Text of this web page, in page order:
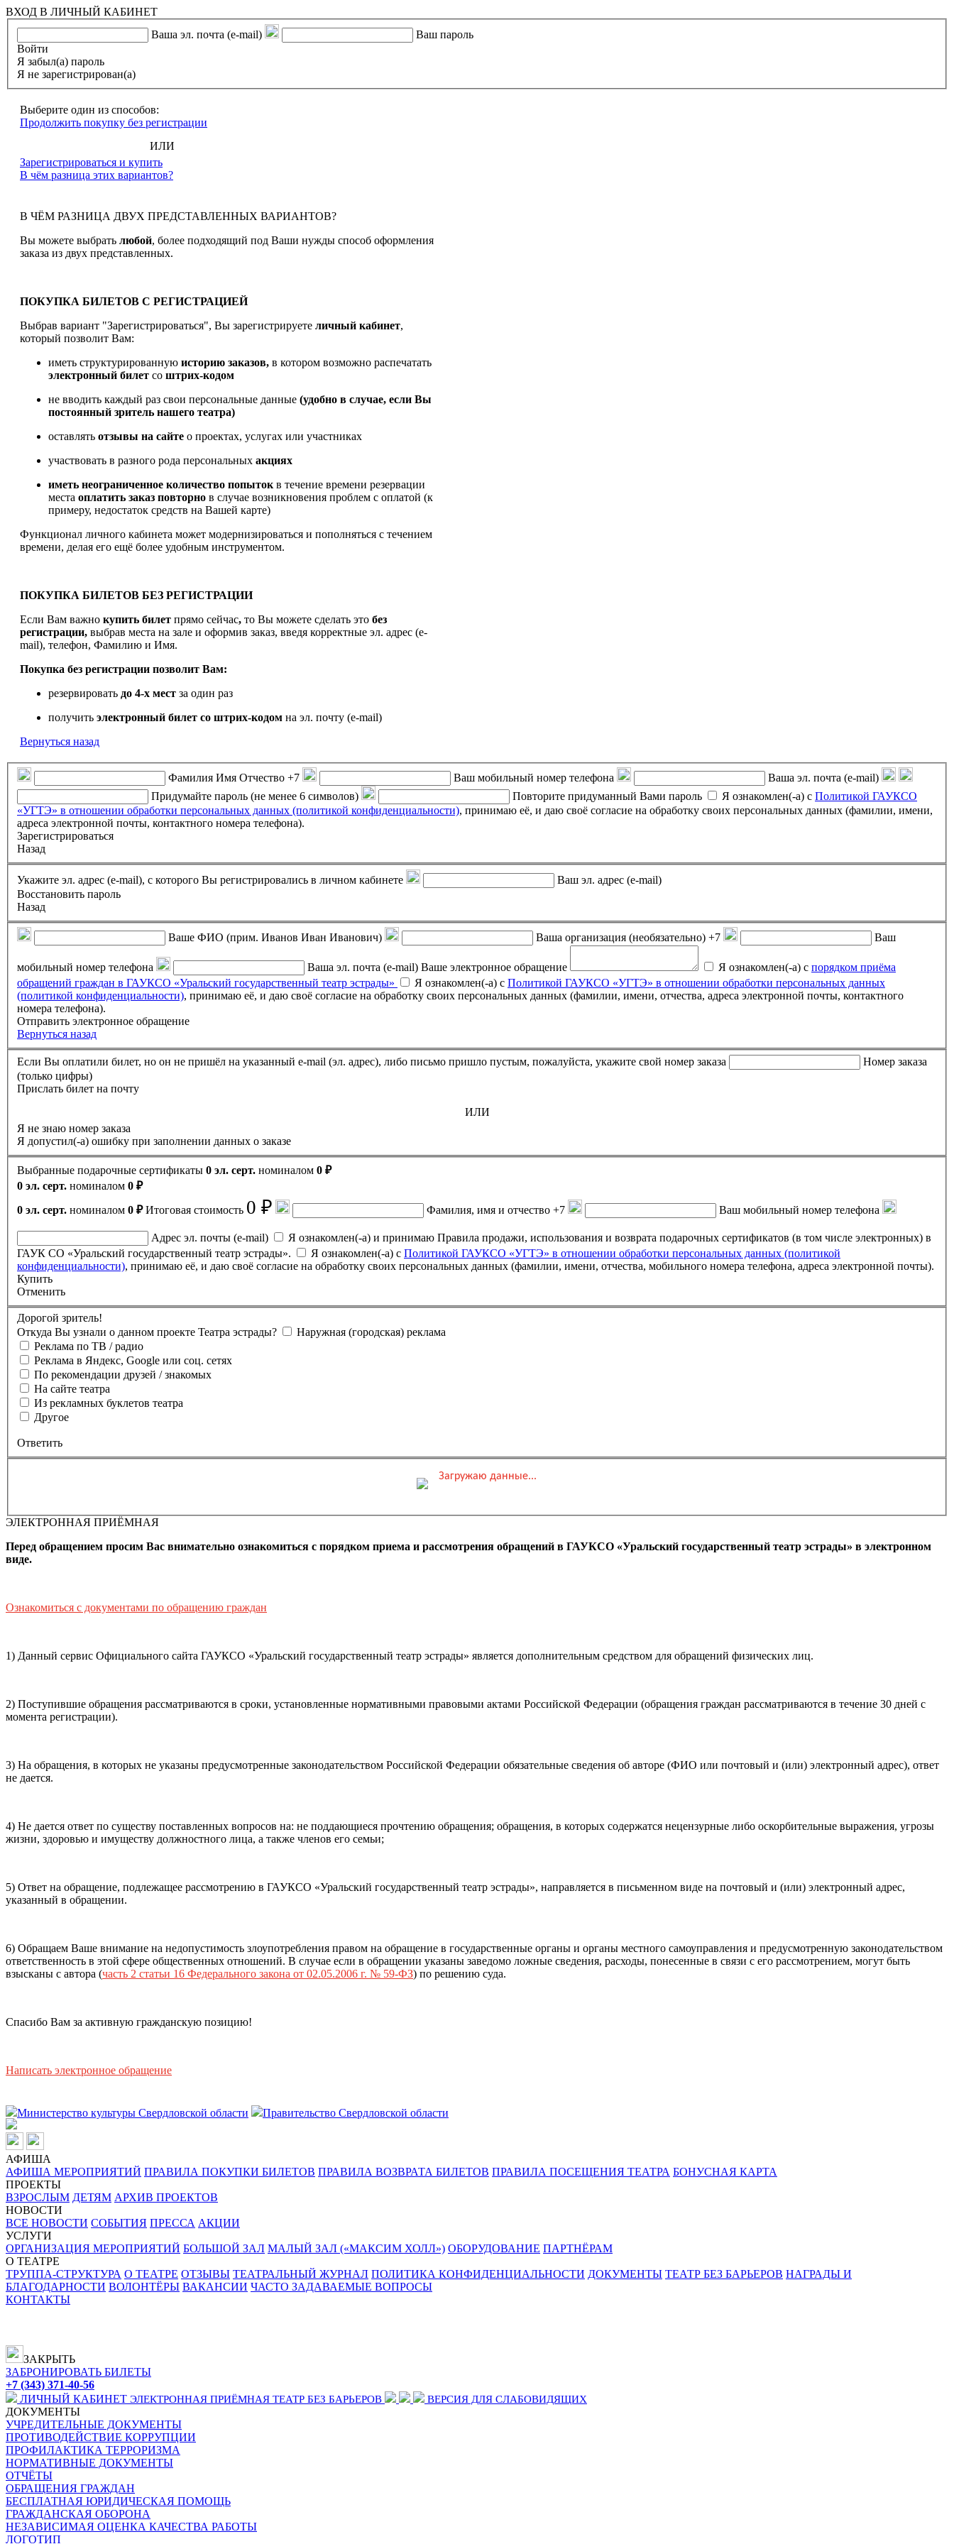
ВХОД В ЛИЧНЫЙ КАБИНЕТ
Ваша эл. почта (e-mail)
Ваш пароль
Войти
Я забыл(а) пароль
Я не зарегистрирован(а)
Выберите один из способов:
Продолжить покупку без регистрации
ИЛИ
Зарегистрироваться и купить
В чём разница этих вариантов?
В ЧЁМ РАЗНИЦА ДВУХ ПРЕДСТАВЛЕННЫХ ВАРИАНТОВ?
Вы можете выбрать любой, более подходящий под Ваши нужды способ оформления
заказа из двух представленных.
ПОКУПКА БИЛЕТОВ С РЕГИСТРАЦИЕЙ
Выбрав вариант "Зарегистрироваться", Вы зарегистрируете личный кабинет,
который позволит Вам:
иметь структурированную историю заказов, в котором возможно распечатать
электронный билет со штрих-кодом
не вводить каждый раз свои персональные данные (удобно в случае, если Вы
постоянный зритель нашего театра)
оставлять отзывы на сайте о проектах, услугах или участниках
участвовать в разного рода персональных акциях
иметь неограниченное количество попыток в течение времени резервации
места оплатить заказ повторно в случае возникновения проблем с оплатой (к
примеру, недостаток средств на Вашей карте)
Функционал личного кабинета может модернизироваться и пополняться с течением
времени, делая его ещё более удобным инструментом.
ПОКУПКА БИЛЕТОВ БЕЗ РЕГИСТРАЦИИ
Если Вам важно купить билет прямо сейчас, то Вы можете сделать это без
регистрации, выбрав места на зале и оформив заказ, введя корректные эл. адрес (e-
mail), телефон, Фамилию и Имя.
Покупка без регистрации позволит Вам:
резервировать до 4-х мест за один раз
получить электронный билет со штрих-кодом на эл. почту (e-mail)
Вернуться назад
Фамилия Имя Отчество +7 Ваш мобильный номер телефона
Ваша эл. почта (e-mail)
Придумайте пароль (не менее 6 символов)
Повторите придуманный Вами пароль Я ознакомлен(-а) с Политикой ГАУКСО
«УГТЭ» в отношении обработки персональных данных (политикой конфиденциальности), принимаю её, и даю своё согласие на обработку своих персональных данных (фамилии, имени,
адреса электронной почты, контактного номера телефона).
Зарегистрироваться
Назад
Укажите эл. адрес (e-mail), с которого Вы регистрировались в личном кабинете
Ваш эл. адрес (e-mail)
Восстановить пароль
Назад
Ваше ФИО (прим. Иванов Иван Иванович) Ваша организация (необязательно) +7 Ваш
мобильный номер телефона Ваша эл. почта (e-mail) Ваше электронное обращение Я ознакомлен(-а) с порядком приёма
обращений граждан в ГАУКСО «Уральский государственный театр эстрады»
Я ознакомлен(-а) с Политикой ГАУКСО «УГТЭ» в отношении обработки персональных данных
(политикой конфиденциальности), принимаю её, и даю своё согласие на обработку своих персональных данных (фамилии, имени, отчества, адреса электронной почты, контактного
номера телефона).
Отправить электронное обращение
Вернуться назад
Если Вы оплатили билет, но он не пришёл на указанный e-mail (эл. адрес), либо письмо пришло пустым, пожалуйста, укажите свой номер заказа
Номер заказа
(только цифры)
Прислать билет на почту
ИЛИ
Я не знаю номер заказа
Я допустил(-а) ошибку при заполнении данных о заказе
Выбранные подарочные сертификаты 0 эл. серт. номиналом 0 ₽
0 эл. серт. номиналом 0 ₽
0 эл. серт. номиналом 0 ₽ Итоговая стоимость 0 ₽ Фамилия, имя и отчество +7 Ваш мобильный номер телефона
Адрес эл. почты (e-mail)
Я ознакомлен(-а) и принимаю Правила продажи, использования и возврата подарочных сертификатов (в том числе электронных) в
ГАУК СО «Уральский государственный театр эстрады».
Я ознакомлен(-а) с Политикой ГАУКСО «УГТЭ» в отношении обработки персональных данных (политикой
конфиденциальности) , принимаю её, и даю своё согласие на обработку своих персональных данных (фамилии, имени, отчества, мобильного номера телефона, адреса электронной почты).
Купить
Отменить
Дорогой зритель!
Откуда Вы узнали о данном проекте Театра эстрады?
Наружная (городская) реклама
Реклама по ТВ / радио
Реклама в Яндекс, Google или соц. сетях
По рекомендации друзей / знакомых
На сайте театра
Из рекламных буклетов театра
Другое
Ответить
Загружаю данные...
Вы бронируете места наМероприятие состоится 0 ₽
Промокод
Применить
обработки персональных данных (политикой конфиденциальности) , принимаю её, и даю своё согласие на обработку своих персональных данных (фамилии, имени, адреса электронной
почты, контактного номера телефона).
ЭЛЕКТРОННАЯ ПРИЁМНАЯ
Перед обращением просим Вас внимательно ознакомиться с порядком приема и рассмотрения обращений в ГАУКСО «Уральский государственный театр эстрады» в электронном
виде.
Ознакомиться с документами по обращению граждан
1) Данный сервис Официального сайта ГАУКСО «Уральский государственный театр эстрады» является дополнительным средством для обращений физических лиц.
2) Поступившие обращения рассматриваются в сроки, установленные нормативными правовыми актами Российской Федерации (обращения граждан рассматриваются в течение 30 дней с
момента регистрации).
3) На обращения, в которых не указаны предусмотренные законодательством Российской Федерации обязательные сведения об авторе (ФИО или почтовый и (или) электронный адрес), ответ
не дается.
4) Не дается ответ по существу поставленных вопросов на: не поддающиеся прочтению обращения; обращения, в которых содержатся нецензурные либо оскорбительные выражения, угрозы
жизни, здоровью и имуществу должностного лица, а также членов его семьи;
5) Ответ на обращение, подлежащее рассмотрению в ГАУКСО «Уральский государственный театр эстрады», направляется в письменном виде на почтовый и (или) электронный адрес,
указанный в обращении.
6) Обращаем Ваше внимание на недопустимость злоупотребления правом на обращение в государственные органы и органы местного самоуправления и предусмотренную законодательством
ответственность в этой сфере общественных отношений. В случае если в обращении указаны заведомо ложные сведения, расходы, понесенные в связи с его рассмотрением, могут быть
взысканы с автора (часть 2 статьи 16 Федерального закона от 02.05.2006 г. № 59-ФЗ) по решению суда.
Спасибо Вам за активную гражданскую позицию!
Написать электронное обращение
Министерство культуры Свердловской области Правительство Свердловской области
АФИША
АФИША МЕРОПРИЯТИЙ ПРАВИЛА ПОКУПКИ БИЛЕТОВ ПРАВИЛА ВОЗВРАТА БИЛЕТОВ ПРАВИЛА ПОСЕЩЕНИЯ ТЕАТРА БОНУСНАЯ КАРТА
ПРОЕКТЫ
ВЗРОСЛЫМ ДЕТЯМ АРХИВ ПРОЕКТОВ
НОВОСТИ
ВСЕ НОВОСТИ СОБЫТИЯ ПРЕССА АКЦИИ
УСЛУГИ
ОРГАНИЗАЦИЯ МЕРОПРИЯТИЙ БОЛЬШОЙ ЗАЛ МАЛЫЙ ЗАЛ («МАКСИМ ХОЛЛ») ОБОРУДОВАНИЕ ПАРТНЁРАМ
О ТЕАТРЕ
ТРУППА-СТРУКТУРА О ТЕАТРЕ ОТЗЫВЫ ТЕАТРАЛЬНЫЙ ЖУРНАЛ ПОЛИТИКА КОНФИДЕНЦИАЛЬНОСТИ ДОКУМЕНТЫ ТЕАТР БЕЗ БАРЬЕРОВ НАГРАДЫ И
БЛАГОДАРНОСТИ ВОЛОНТЁРЫ ВАКАНСИИ ЧАСТО ЗАДАВАЕМЫЕ ВОПРОСЫ
КОНТАКТЫ
ЗАКРЫТЬ
ЗАБРОНИРОВАТЬ БИЛЕТЫ
+7 (343) 371-40-56
ЛИЧНЫЙ КАБИНЕТ ЭЛЕКТРОННАЯ ПРИЁМНАЯ ТЕАТР БЕЗ БАРЬЕРОВ ВЕРСИЯ ДЛЯ СЛАБОВИДЯЩИХ
ДОКУМЕНТЫ
УЧРЕДИТЕЛЬНЫЕ ДОКУМЕНТЫ
ПРОТИВОДЕЙСТВИЕ КОРРУПЦИИ
ПРОФИЛАКТИКА ТЕРРОРИЗМА
НОРМАТИВНЫЕ ДОКУМЕНТЫ
ОТЧЁТЫ
ОБРАЩЕНИЯ ГРАЖДАН
БЕСПЛАТНАЯ ЮРИДИЧЕСКАЯ ПОМОЩЬ
ГРАЖДАНСКАЯ ОБОРОНА
НЕЗАВИСИМАЯ ОЦЕНКА КАЧЕСТВА РАБОТЫ
ЛОГОТИП